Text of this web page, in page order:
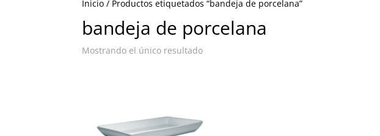
Inicio / Productos etiquetados “bandeja de porcelana”
bandeja de porcelana
Mostrando el único resultado